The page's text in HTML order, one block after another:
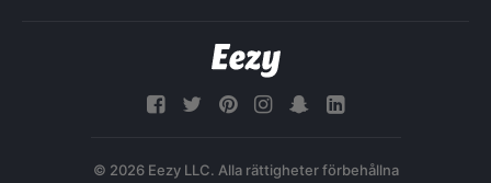
© 2026 Eezy LLC. Alla rättigheter förbehållna